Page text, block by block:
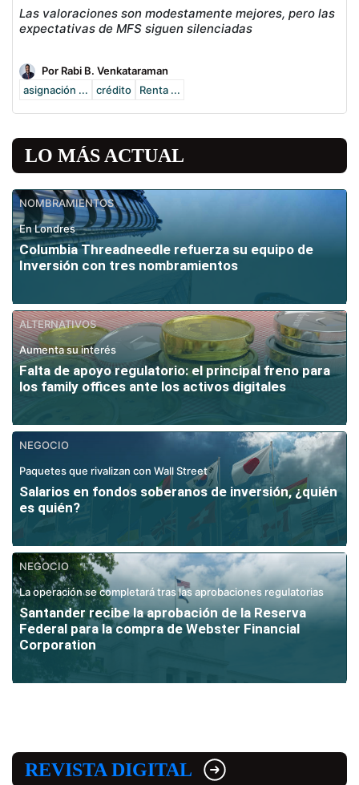
Las valoraciones son modestamente mejores, pero las
expectativas de MFS siguen silenciadas
Por Rabi B. Venkataraman
asignación ...
crédito Renta ...
LO MÁS ACTUAL
NOMBRAMIENTOS
En Londres
Columbia Threadneedle refuerza su equipo de
Inversión con tres nombramientos
ALTERNATIVOS
Aumenta su interés
Falta de apoyo regulatorio: el principal freno para
los family offices ante los activos digitales
NEGOCIO
Paquetes que rivalizan con Wall Street
Salarios en fondos soberanos de inversión, ¿quién
es quién?
NEGOCIO
La operación se completará tras las aprobaciones regulatorias
Santander recibe la aprobación de la Reserva
Federal para la compra de Webster Financial
Corporation
REVISTA DIGITAL